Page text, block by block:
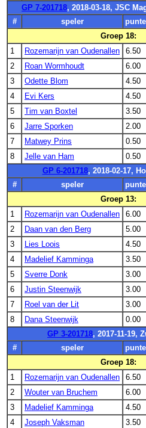
GP 7-201718, 2018-03-18, JSC
#
speler
Groep 18:
1
Rozemarijn van Oudenallen 6.50
2
Roan Wormhoudt 6.00
3
Odette Blom 4.50
4
Evi Kers 4.50
5
Tim van Boxtel 3.50
6
Jarre Sporken 2.00
7
Matwey Prins 0.50
8
Jelle van Ham 0.50
GP 6-201718, 2018-02-17,
#
speler
Groep 13:
1
Rozemarijn van Oudenallen 6.00
2
Daan van den Berg 5.00
3
Lies Loois 4.50
4
Madelief Kamminga 3.50
5
Sverre Donk 3.00
6
Justin Steenwijk 3.00
7
Roel van der Lit 3.00
8
Dana Steenwijk 0.00
GP 3-201718, 2017-11-19,
#
speler
Groep 18:
1
Rozemarijn van Oudenallen 6.50
2
Wouter van Bruchem 6.00
3
Madelief Kamminga 4.50
4
Joseph Vaksman 3.50